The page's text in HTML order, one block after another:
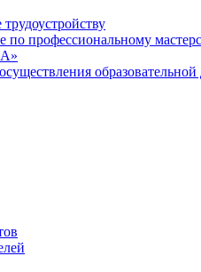
по профессиональному